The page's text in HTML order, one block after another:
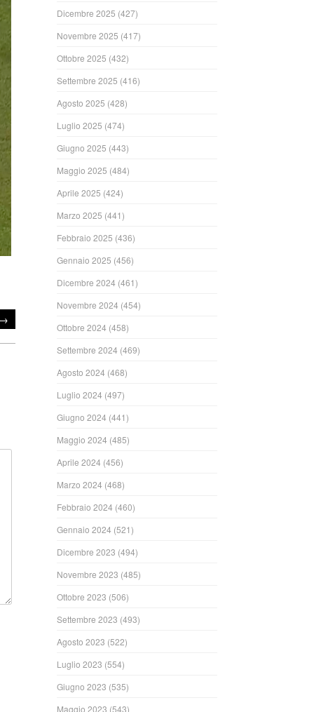
→
Dicembre 2025 (427)
Novembre 2025 (417)
Ottobre 2025 (432)
Settembre 2025 (416)
Agosto 2025 (428)
Luglio 2025 (474)
Giugno 2025 (443)
Maggio 2025 (484)
Aprile 2025 (424)
Marzo 2025 (441)
Febbraio 2025 (436)
Gennaio 2025 (456)
Dicembre 2024 (461)
Novembre 2024 (454)
Ottobre 2024 (458)
Settembre 2024 (469)
Agosto 2024 (468)
Luglio 2024 (497)
Giugno 2024 (441)
Maggio 2024 (485)
Aprile 2024 (456)
Marzo 2024 (468)
Febbraio 2024 (460)
Gennaio 2024 (521)
Dicembre 2023 (494)
Novembre 2023 (485)
Ottobre 2023 (506)
Settembre 2023 (493)
Agosto 2023 (522)
Luglio 2023 (554)
Giugno 2023 (535)
Maggio 2023 (543)